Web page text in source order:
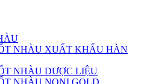
NHÀU XUẤT KHẨU HÀN
NHÀU DƯỢC LIỆU
NHÀU NONI GOLD